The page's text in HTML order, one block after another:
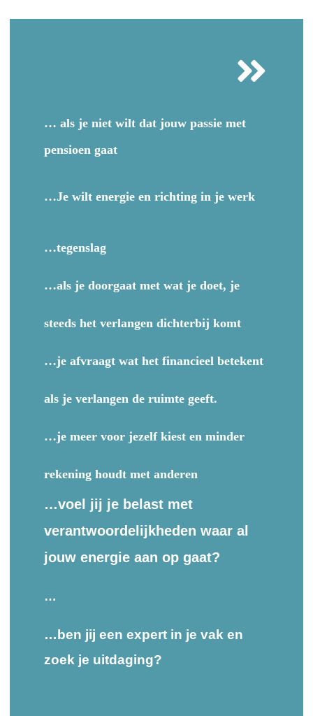
… als je niet wilt dat jouw passie met
pensioen gaat
…Je wilt energie en richting in je werk
…tegenslag
…als je doorgaat met wat je doet, je
steeds het verlangen dichterbij komt
…je afvraagt wat het financieel betekent
als je verlangen de ruimte geeft.
…je meer voor jezelf kiest en minder
rekening houdt met anderen
…voel jij je belast met
verantwoordelijkheden waar al
jouw energie aan op gaat?
…
…ben jij een expert in je vak en
zoek je uitdaging?